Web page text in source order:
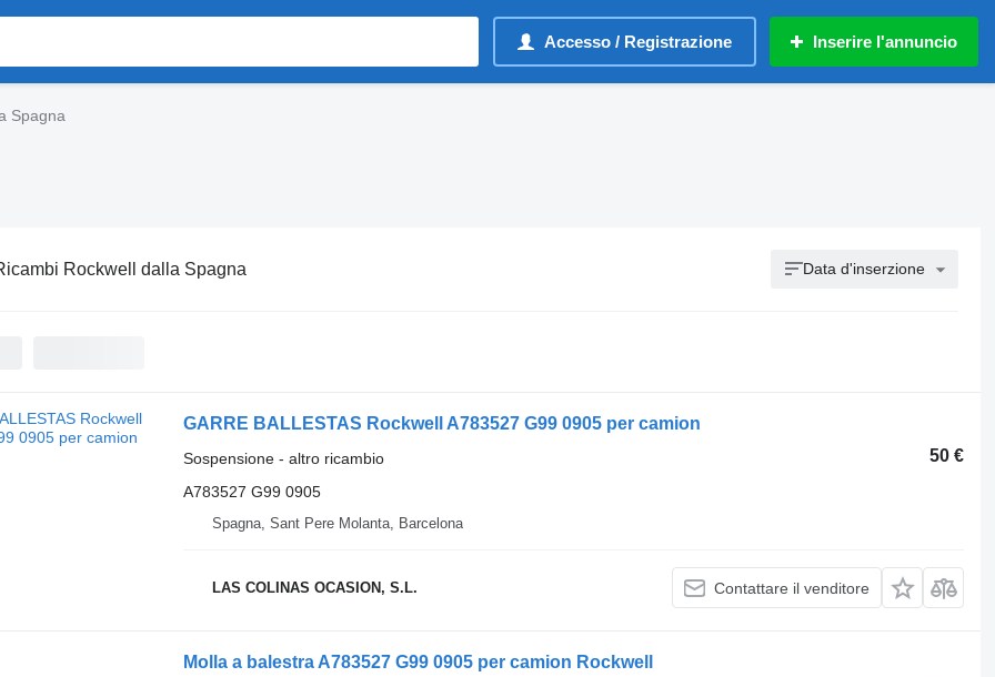
Accesso / Registrazione Inserire l'annuncio
Spagna
Rockwell dalla Spagna Data d'inserzione
GARRE BALLESTAS Rockwell A783527 G99 0905 per camion
50 €
Sospensione - altro ricambio
A783527 G99 0905
Spagna, Sant Pere Molanta, Barcelona
LAS COLINAS OCASION, S.L. Contattare il venditore
Molla a balestra A783527 G99 0905 per camion Rockwell